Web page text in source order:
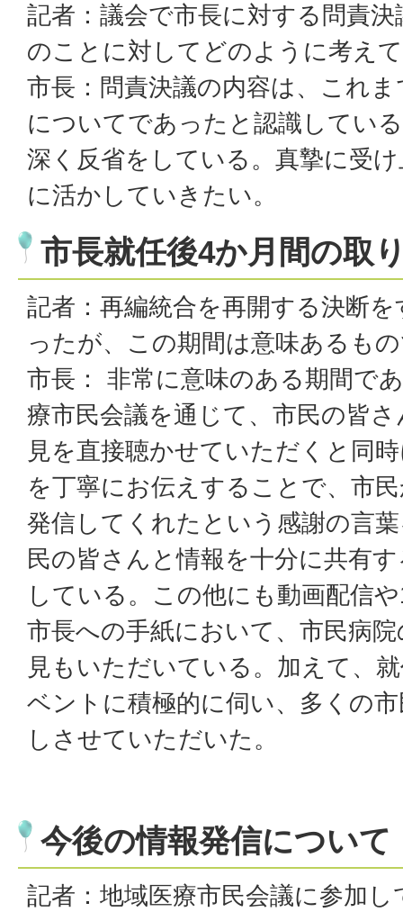
記者：議会で市長に対する問責
のことに対してどのように考え
市長：問責決議の内容は、これ
についてであったと認識してい
深く反省をしている。真摯に受
に活かしていきたい。
市長就任後4か月間の取
記者：再編統合を再開する決断
ったが、この期間は意味あるも
市長： 非常に意味のある期間で
療市民会議を通じて、市民の皆
見を直接聴かせていただくと同
を丁寧にお伝えすることで、市
発信してくれたという感謝の言
民の皆さんと情報を十分に共有
している。この他にも動画配信
市長への手紙において、市民病
見もいただいている。加えて、
ベントに積極的に伺い、多くの
しさせていただいた。
今後の情報発信について
記者：地域医療市民会議に参加